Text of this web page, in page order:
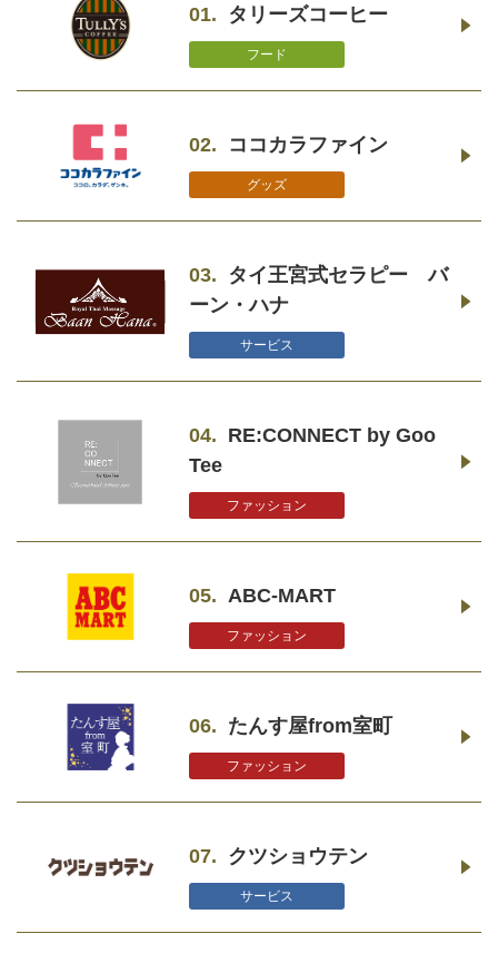
01. タリーズコーヒー
フード
02. ココカラファイン
グッズ
03.
タイ王宮式セラピー バ
ーン・ハナ
サービス
04. RE:CONNECT by Goo
Tee
ファッション
05. ABC-MART
ファッション
06. たんす屋from室町
ファッション
07. クツショウテン
サービス